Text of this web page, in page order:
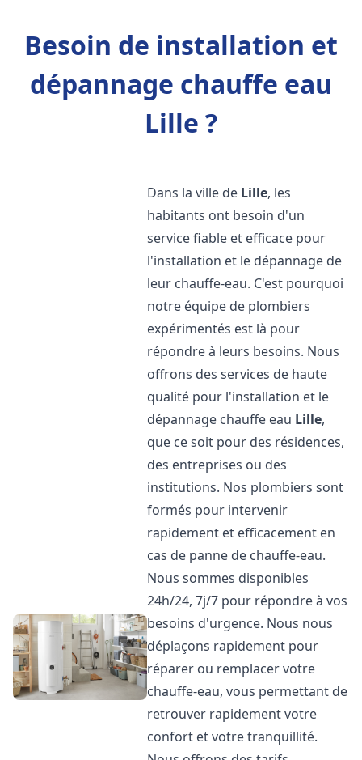
Besoin de installation et
dépannage chauffe eau
Lille ?
Dans la ville de Lille, les
habitants ont besoin d'un
service fiable et efficace pour
l'installation et le dépannage de
leur chauffe-eau. C'est pourquoi
notre équipe de plombiers
expérimentés est là pour
répondre à leurs besoins. Nous
offrons des services de haute
qualité pour l'installation et le
dépannage chauffe eau Lille,
que ce soit pour des résidences,
des entreprises ou des
institutions. Nos plombiers sont
formés pour intervenir
rapidement et efficacement en
cas de panne de chauffe-eau.
Nous sommes disponibles
24h/24, 7j/7 pour répondre à vos
besoins d'urgence. Nous nous
déplaçons rapidement pour
réparer ou remplacer votre
chauffe-eau, vous permettant de
retrouver rapidement votre
confort et votre tranquillité.